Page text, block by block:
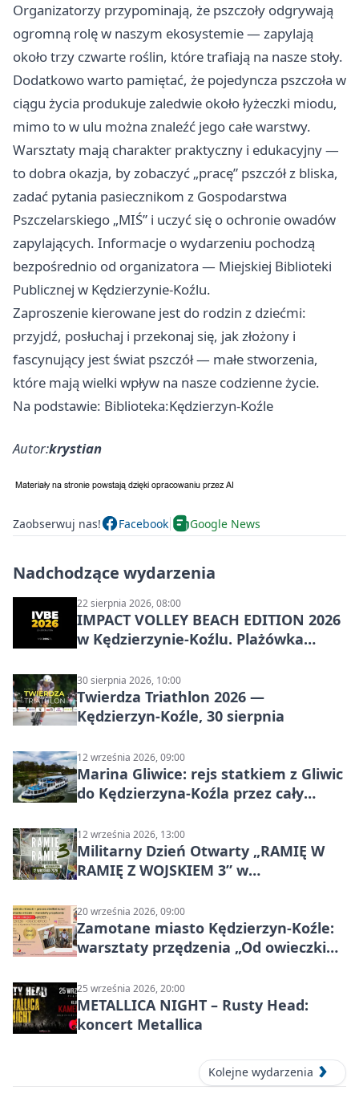
Organizatorzy przypominają, że pszczoły odgrywają
ogromną rolę w naszym ekosystemie — zapylają
około trzy czwarte roślin, które trafiają na nasze stoły.
Dodatkowo warto pamiętać, że pojedyncza pszczoła w
ciągu życia produkuje zaledwie około łyżeczki miodu,
mimo to w ulu można znaleźć jego całe warstwy.
Warsztaty mają charakter praktyczny i edukacyjny —
to dobra okazja, by zobaczyć „pracę” pszczół z bliska,
zadać pytania pasiecznikom z Gospodarstwa
Pszczelarskiego „MIŚ” i uczyć się o ochronie owadów
zapylających. Informacje o wydarzeniu pochodzą
bezpośrednio od organizatora — Miejskiej Biblioteki
Publicznej w Kędzierzynie-Koźlu.
Zaproszenie kierowane jest do rodzin z dziećmi:
przyjdź, posłuchaj i przekonaj się, jak złożony i
fascynujący jest świat pszczół — małe stworzenia,
które mają wielki wpływ na nasze codzienne życie.
Na podstawie: Biblioteka:Kędzierzyn-Koźle
Autor:krystian
Zaobserwuj nas! Facebook Google News
Nadchodzące wydarzenia
22 sierpnia 2026, 08:00
IMPACT VOLLEY BEACH EDITION 2026
w Kędzierzynie-Koźlu. Plażówka
30 sierpnia 2026, 10:00
Twierdza Triathlon 2026 —
Kędzierzyn-Koźle, 30 sierpnia
12 września 2026, 09:00
Marina Gliwice: rejs statkiem z Gliwic
do Kędzierzyna-Koźla przez cały
12 września 2026, 13:00
Militarny Dzień Otwarty „RAMIĘ W
RAMIĘ Z WOJSKIEM 3” w
20 września 2026, 09:00
Zamotane miasto Kędzierzyn-Koźle:
warsztaty przędzenia „Od owieczki
25 września 2026, 20:00
METALLICA NIGHT – Rusty Head:
koncert Metallica
Kolejne wydarzenia